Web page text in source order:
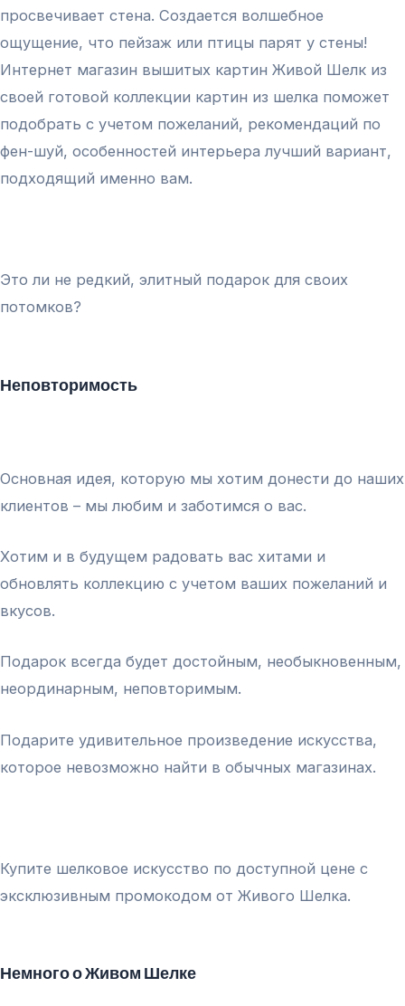
просвечивает стена. Создается волшебное
ощущение, что пейзаж или птицы парят у стены!
Интернет магазин вышитых картин Живой Шелк из
своей готовой коллекции картин из шелка поможет
подобрать с учетом пожеланий, рекомендаций по
фен-шуй, особенностей интерьера лучший вариант,
подходящий именно вам.
Это ли не редкий, элитный подарок для своих
потомков?
Неповторимость
Основная идея, которую мы хотим донести до наших
клиентов – мы любим и заботимся о вас.
Хотим и в будущем радовать вас хитами и
обновлять коллекцию с учетом ваших пожеланий и
вкусов.
Подарок всегда будет достойным, необыкновенным,
неординарным, неповторимым.
Подарите удивительное произведение искусства,
которое невозможно найти в обычных магазинах.
Купите шелковое искусство по доступной цене с
эксклюзивным промокодом от Живого Шелка.
Немного о Живом Шелке